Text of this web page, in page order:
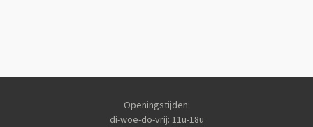
Openingstijden:
di-woe-do-vrij: 11u-18u